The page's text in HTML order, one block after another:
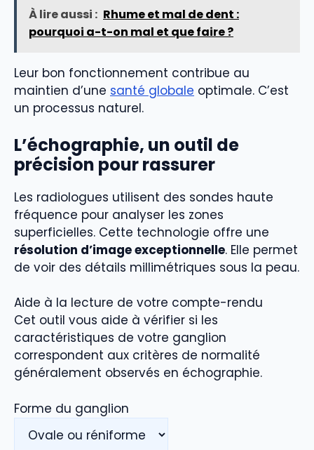
À lire aussi : Rhume et mal de dent :
pourquoi a-t-on mal et que faire ?
Leur bon fonctionnement contribue au
maintien d’une santé globale optimale. C’est
un processus naturel.
L’échographie, un outil de
précision pour rassurer
Les radiologues utilisent des sondes haute
fréquence pour analyser les zones
superficielles. Cette technologie offre une
résolution d’image exceptionnelle. Elle permet
de voir des détails millimétriques sous la peau.
Aide à la lecture de votre compte-rendu
Cet outil vous aide à vérifier si les
caractéristiques de votre ganglion
correspondent aux critères de normalité
généralement observés en échographie.
Forme du ganglion